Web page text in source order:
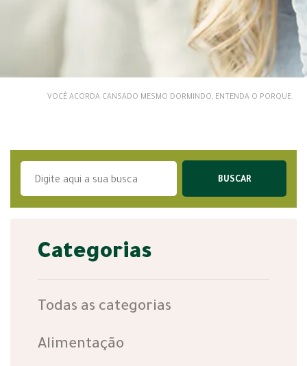
VOCÊ ACORDA CANSADO MESMO DORMINDO, ENTENDA O PORQUE.
Categorias
Todas as categorias
Alimentação